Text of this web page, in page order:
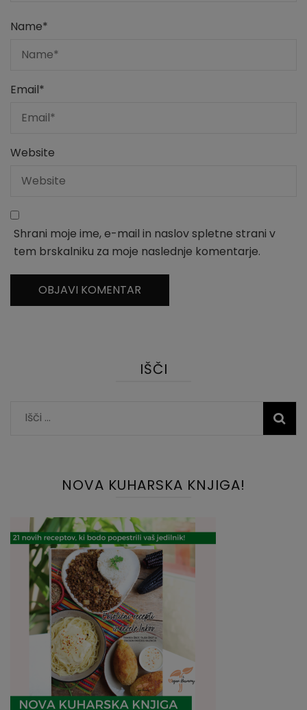
Name*
Email*
Website
Shrani moje ime, e-mail in naslov spletne strani v
tem brskalniku za moje naslednje komentarje.
IŠČI
Išči:
NOVA KUHARSKA KNJIGA!